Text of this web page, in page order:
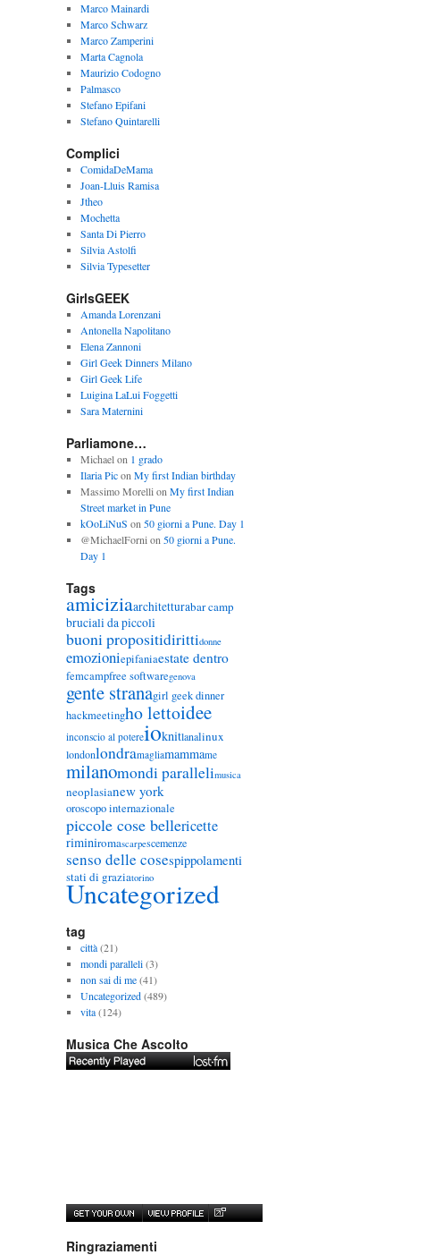
Marco Mainardi
Marco Schwarz
Marco Zamperini
Marta Cagnola
Maurizio Codogno
Palmasco
Stefano Epifani
Stefano Quintarelli
Complici
ComidaDeMama
Joan-Lluis Ramisa
Jtheo
Mochetta
Santa Di Pierro
Silvia Astolfi
Silvia Typesetter
GirlsGEEK
Amanda Lorenzani
Antonella Napolitano
Elena Zannoni
Girl Geek Dinners Milano
Girl Geek Life
Luigina LaLui Foggetti
Sara Maternini
Parliamone…
Michaelon 1 grado
Ilaria Picon My first Indian birthday
Massimo Morelli on My first Indian
Street market in Pune
kOoLiNuS on 50 giorni a Pune. Day 1
@MichaelForni on 50 giorni a Pune.
Day 1
Tags
amiciziaarchitetturabar camp
bruciali da piccoli
buoni propositidirittidonne
emozioniepifaniaestate dentro
femcampfree softwaregenova
gente stranagirl geek dinner
hackmeetingho lettoidee
inconscio al potereioknitlanalinux
londonlondramagliamammame
milanomondi parallelimusica
neoplasianew york
oroscopo internazionale
piccole cose bellericette
riminiromascarpescemenze
senso delle cosespippolamenti
stati di graziatorino
Uncategorized
tag
città(21)
mondi paralleli(3)
non sai di me(41)
Uncategorized(489)
vita(124)
Musica Che Ascolto
Ringraziamenti